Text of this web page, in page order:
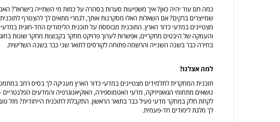
כמה חם עוד יהיה כאן? איך משפיעות סערות בסהרה על כמות מי השתייה בישראל?
שמייצרים ברקים? אם השאלות האלו מסקרנות אותך, לגמרי מתאים לך להצטרף
מצטיינים במדעי כדור הארץ. התוכנית מבוססת על תוכנית הלימודים החד-חוגית
והעמקה של היבטים מחקריים, אפשרות לערוך פרויקט מחקר בקבוצות מחקר שונות
בחירה כבר בשנה השנייה והרשמה פתוחה לקורסים לתואר שני כבר בשנה השלישית.
למה אצלנו?
תוכנית המחקרית לתלמידים מצטיינים במדעי כדור הארץ מעניקה לך בסיס רחב
נושאים מתחומי הגאופיזיקה, מדעי האטמוספירה, האוקיאנוגרפיה והמדעים
לקחת חלק במחקר מדעי פעיל כבר בתואר הראשון. התקבלת לתוכנית הייחודית? מזל טוב
לך מלגת לימודים חד-פעמית.